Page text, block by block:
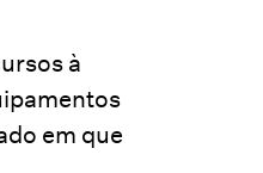
à
em que